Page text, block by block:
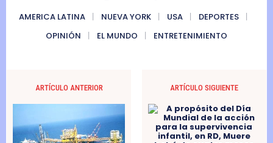
AMERICA LATINA NUEVA YORK USA
DEPORTES
OPINIÓN
EL MUNDO ENTRETENIMIENTO
ARTÍCULO ANTERIOR ARTÍCULO SIGUIENTE